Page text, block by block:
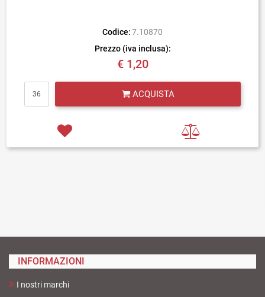
Codice: 7.10870
Prezzo (iva inclusa):
€ 1,20
ACQUISTA
INFORMAZIONI
I nostri marchi